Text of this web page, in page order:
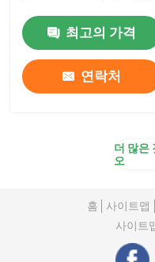
최고의 가격
연락처
더 많은
오
홈 사이트맵
사이트